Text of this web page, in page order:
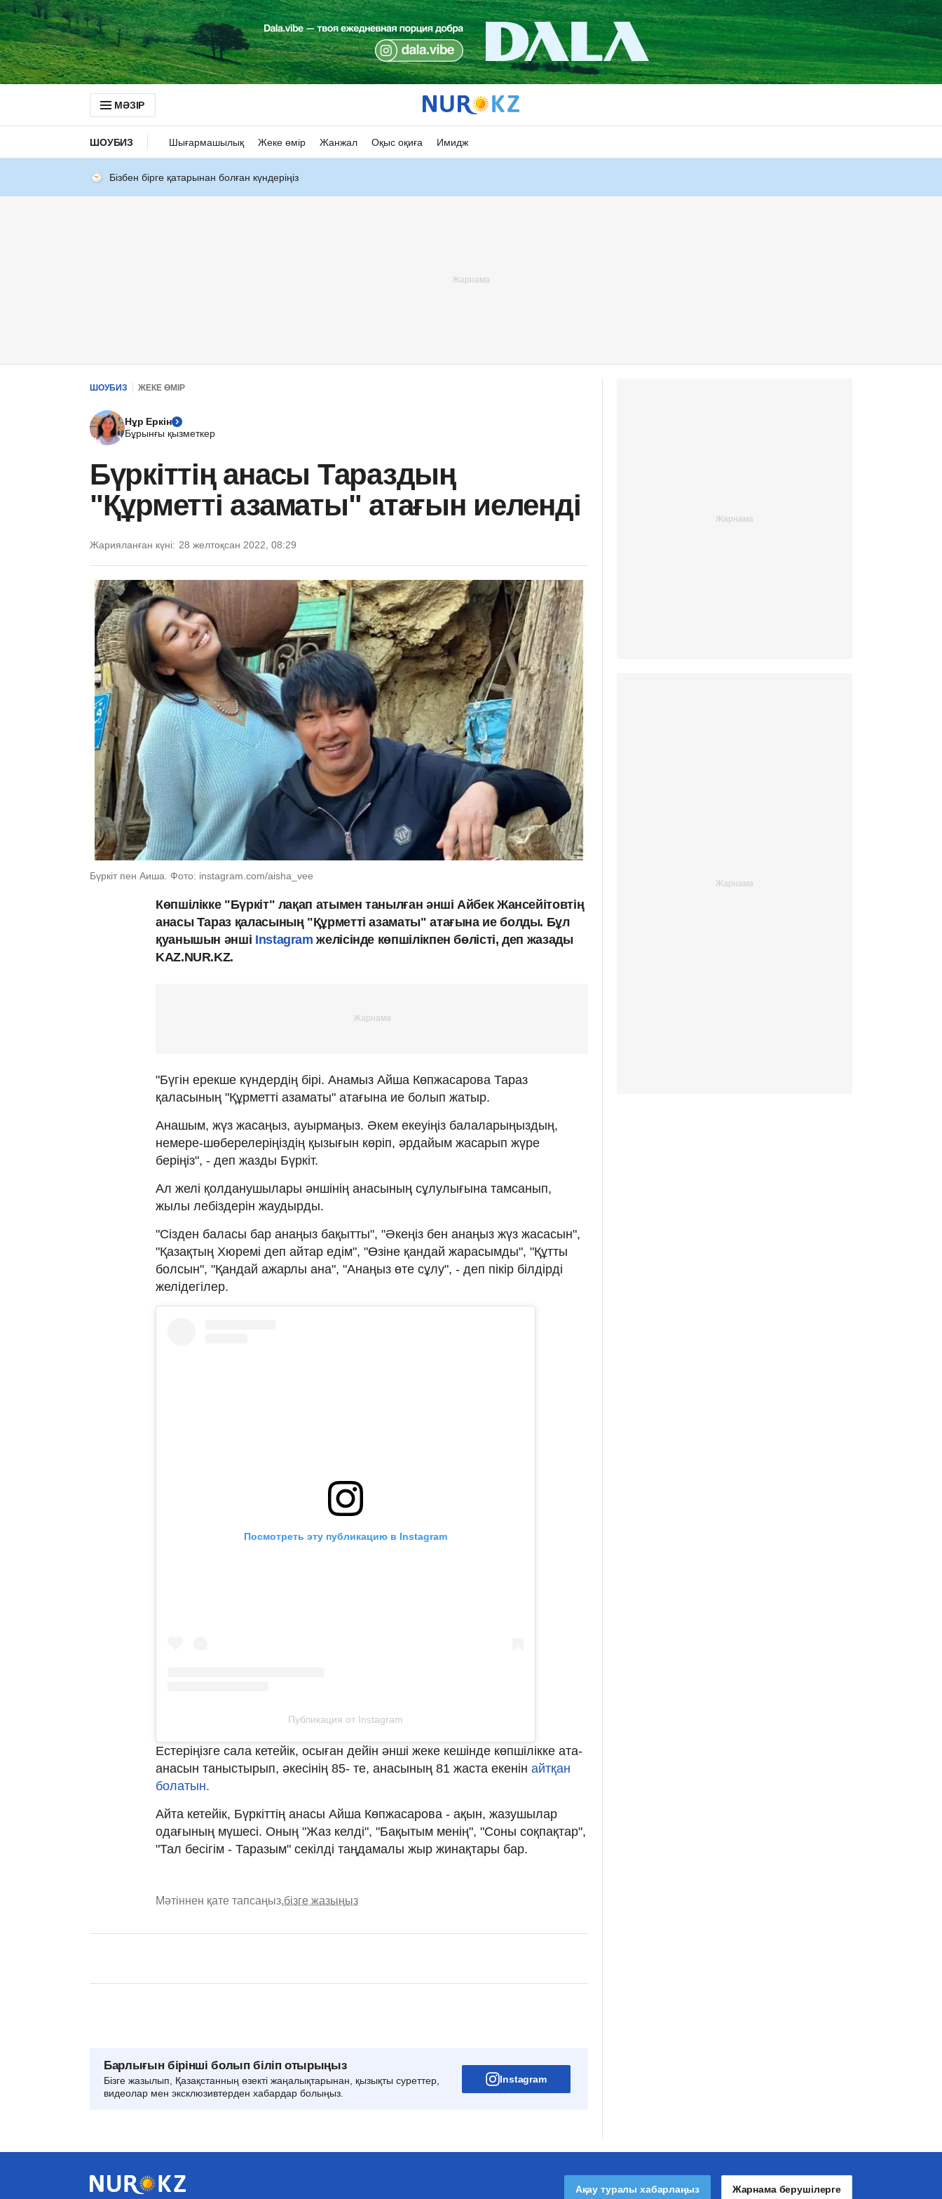
МӘЗІР
ШОУБИЗ Шығармашылық Жеке өмір Жанжал Оқыс оқиға Имидж
Бізбен бірге қатарынан болған күндеріңіз
ШОУБИЗ ЖЕКЕ ӨМІР
Нұр Еркін
Бұрынғы қызметкер
Бүркіттің анасы Тараздың
"Құрметті азаматы" атағын иеленді
Жарияланған күні: 28 желтоқсан 2022, 08:29
Бүркіт пен Аиша. Фото: instagram.com/aisha_vee
Көпшілікке "Бүркіт" лақап атымен танылған әнші Айбек Жансейітовтің
анасы Тараз қаласының "Құрметті азаматы" атағына ие болды. Бұл
қуанышын әнші Instagram желісінде көпшілікпен бөлісті, деп жазады
KAZ.NUR.KZ.
"Бүгін ерекше күндердің бірі. Анамыз Айша Көпжасарова Тараз
қаласының "Құрметті азаматы" атағына ие болып жатыр.
Анашым, жүз жасаңыз, ауырмаңыз. Әкем екеуіңіз балаларыңыздың,
немере-шөберелеріңіздің қызығын көріп, әрдайым жасарып жүре
беріңіз", - деп жазды Бүркіт.
Ал желі қолданушылары әншінің анасының сұлулығына тамсанып,
жылы лебіздерін жаудырды.
"Сізден баласы бар анаңыз бақытты", "Әкеңіз бен анаңыз жүз жасасын",
"Қазақтың Хюремі деп айтар едім", "Өзіне қандай жарасымды", "Құтты
болсын", "Қандай ажарлы ана", "Анаңыз өте сұлу", - деп пікір білдірді
желідегілер.
Посмотреть эту публикацию в Instagram
Публикация от Instagram
Естеріңізге сала кетейік, осыған дейін әнші жеке кешінде көпшілікке ата-
анасын таныстырып, әкесінің 85- те, анасының 81 жаста екенін айтқан
болатын.
Айта кетейік, Бүркіттің анасы Айша Көпжасарова - ақын, жазушылар
одағының мүшесі. Оның "Жаз келді", "Бақытым менің", "Соны соқпақтар",
"Тал бесігім - Таразым" секілді таңдамалы жыр жинақтары бар.
Мәтіннен қате тапсаңыз,бізге жазыңыз
Барлығын бірінші болып біліп отырыңыз
Бізге жазылып, Қазақстанның өзекті жаңалықтарынан, қызықты суреттер,
видеолар мен эксклюзивтерден хабардар болыңыз.
Instagram
Ақау туралы хабарлаңыз Жарнама берушілерге